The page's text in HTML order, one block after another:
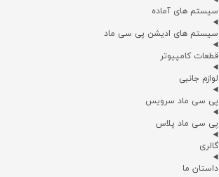
سیستم های آماده
سیستم های ادیشن پی سی ماد
قطعات کامپیوتر
لوازم جانبی
پی سی ماد سرویس
پی سی ماد پلاس
گالری
داستان ما